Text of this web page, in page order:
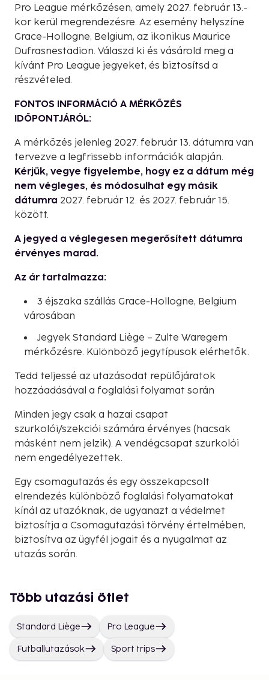
Pro League mérkőzésen, amely 2027. február 13.-
kor kerül megrendezésre. Az esemény helyszíne
Grace-Hollogne, Belgium, az ikonikus Maurice
Dufrasnestadion. Válaszd ki és vásárold meg a
kívánt Pro League jegyeket, és biztosítsd a
részvételed.
FONTOS INFORMÁCIÓ A MÉRKŐZÉS
IDŐPONTJÁRÓL:
A mérkőzés jelenleg 2027. február 13. dátumra van
tervezve a legfrissebb információk alapján.
Kérjük, vegye figyelembe, hogy ez a dátum még
nem végleges, és módosulhat egy másik
dátumra 2027. február 12. és 2027. február 15.
között.
A jegyed a véglegesen megerősített dátumra
érvényes marad.
Az ár tartalmazza:
3 éjszaka szállás Grace-Hollogne, Belgium
városában
Jegyek Standard Liège – Zulte Waregem
mérkőzésre. Különböző jegytípusok elérhetők.
Tedd teljessé az utazásodat repülőjáratok
hozzáadásával a foglalási folyamat során
Minden jegy csak a hazai csapat
szurkolói/szekciói számára érvényes (hacsak
másként nem jelzik). A vendégcsapat szurkolói
nem engedélyezettek.
Egy csomagutazás és egy összekapcsolt
elrendezés különböző foglalási folyamatokat
kínál az utazóknak, de ugyanazt a védelmet
biztosítja a Csomagutazási törvény értelmében,
biztosítva az ügyfél jogait és a nyugalmat az
utazás során.
Több utazási ötlet
Standard Liège Pro League
Futballutazások Sport trips